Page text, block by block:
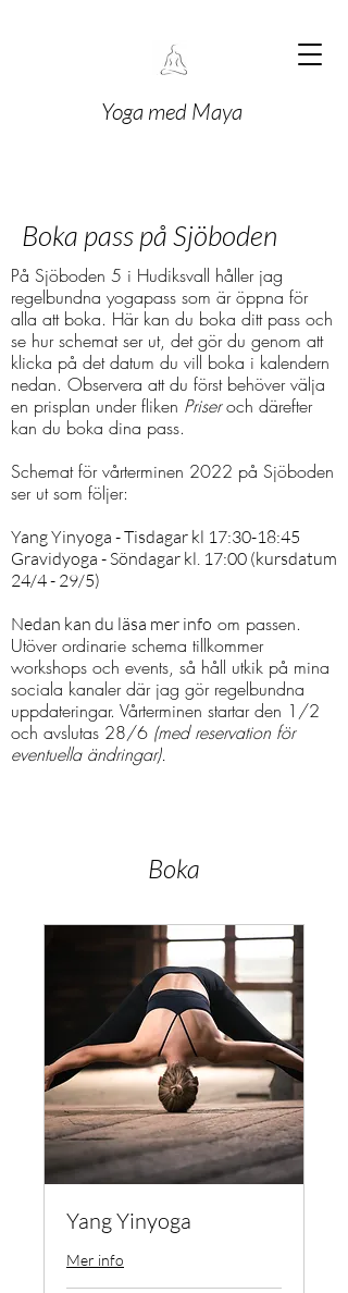
Yoga med Maya
Boka pass på Sjöboden
På Sjöboden 5 i Hudiksvall håller jag
regelbundna yogapass som är öppna för
alla att boka. Här kan du boka ditt pass och
se hur schemat ser ut, det gör du genom att
klicka på det datum du vill boka i kalendern
nedan. Observera att du först behöver välja
en prisplan under fliken Priseroch därefter
kan du boka dina pass.
Schemat för vårterminen 2022 på Sjöboden
ser ut som följer:
Yang Yinyoga - Tisdagar kl 17:30-18:45
Gravidyoga - Söndagar kl. 17:00 (kursdatum
24/4 - 29/5)
Nedan kan du läsa mer info om passen.
Utöver ordinarie schema tillkommer
workshops och events, så håll utkik på mina
sociala kanaler där jag gör regelbundna
uppdateringar. Vårterminen startar den 1/2
och avslutas 28/6 (med reservation för
eventuella ändringar).
Boka
Yang Yinyoga
Mer info